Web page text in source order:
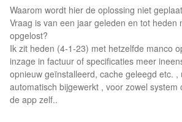
Waarom wordt hier de oplossing niet
Vraag is van een jaar geleden en tot heden
opgelost?
Ik zit heden (4-1-23) met hetzelfde manco
inzage in factuur of specificaties meer
opnieuw geïnstalleerd, cache geleegd etc. ,
automatisch bijgewerkt , voor zowel system
de app zelf..